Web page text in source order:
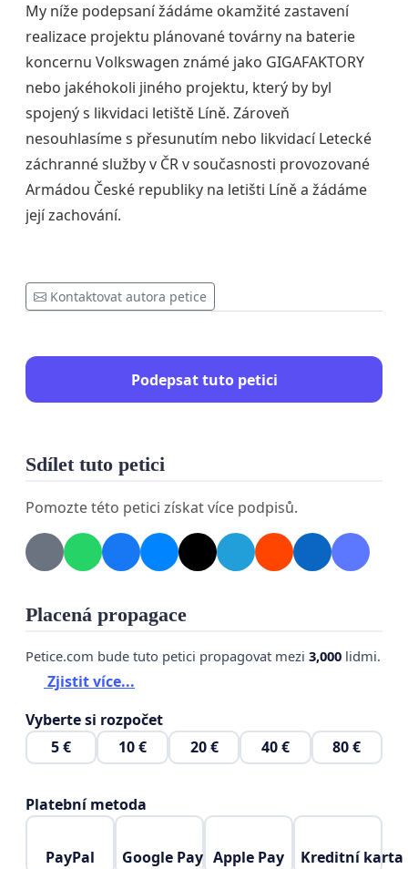
My níže podepsaní žádáme okamžité zastavení
realizace projektu plánované továrny na baterie
koncernu Volkswagen známé jako GIGAFAKTORY
nebo jakéhokoli jiného projektu, který by byl
spojený s likvidaci letiště Líně. Zároveň
nesouhlasíme s přesunutím nebo likvidací Letecké
záchranné služby v ČR v současnosti provozované
Armádou České republiky na letišti Líně a žádáme
její zachování.
Kontaktovat autora petice
Podepsat tuto petici
Sdílet tuto petici
Pomozte této petici získat více podpisů.
Placená propagace
Petice.com bude tuto petici propagovat mezi 3,000 lidmi.
Zjistit více...
Vyberte si rozpočet
5 €
10 € 20 € 40 € 80 €
Platební metoda
PayPal Google Pay Apple Pay Kreditní karta